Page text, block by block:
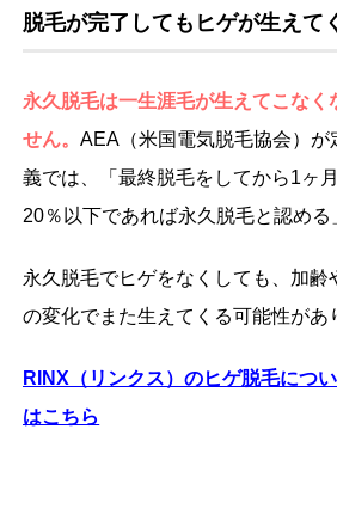
脱毛が完了してもヒゲが生えて
永久脱毛は一生涯毛が生えてこなく
せん。AEA（米国電気脱毛協会）が
義では、「最終脱毛をしてから1ヶ
20％以下であれば永久脱毛と認める
永久脱毛でヒゲをなくしても、加齢
の変化でまた生えてくる可能性があ
RINX （リンクス）のヒゲ脱毛につ
はこちら